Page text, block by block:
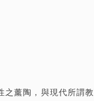
薰陶，與現代所謂